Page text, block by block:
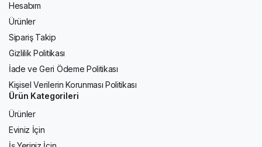
Hesabım
Ürünler
Sipariş Takip
Gizlilik Politikası
İade ve Geri Ödeme Politikası
Kişisel Verilerin Korunması Politikası
Ürün Kategorileri
Ürünler
Eviniz İçin